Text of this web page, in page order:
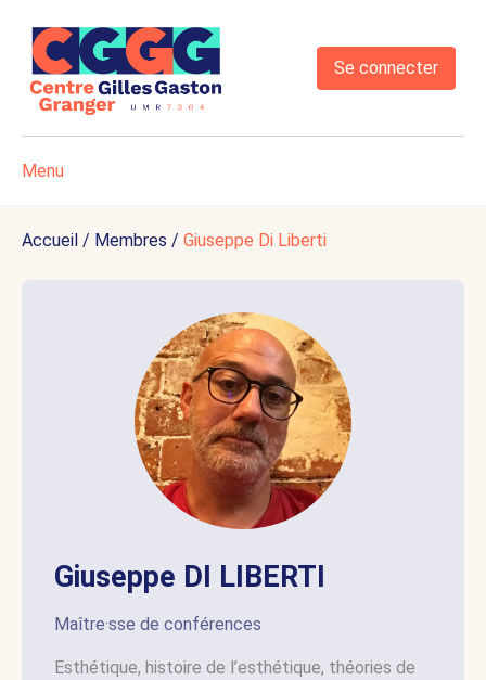
Se connecter
Menu
Accueil / Membres / Giuseppe Di Liberti
Giuseppe DI LIBERTI
Maître·sse de conférences
Esthétique, histoire de l’esthétique, théories de